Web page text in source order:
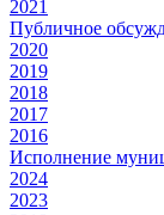
2021
Публичное
2020
2019
2018
2017
2016
Исполнение
2024
2023